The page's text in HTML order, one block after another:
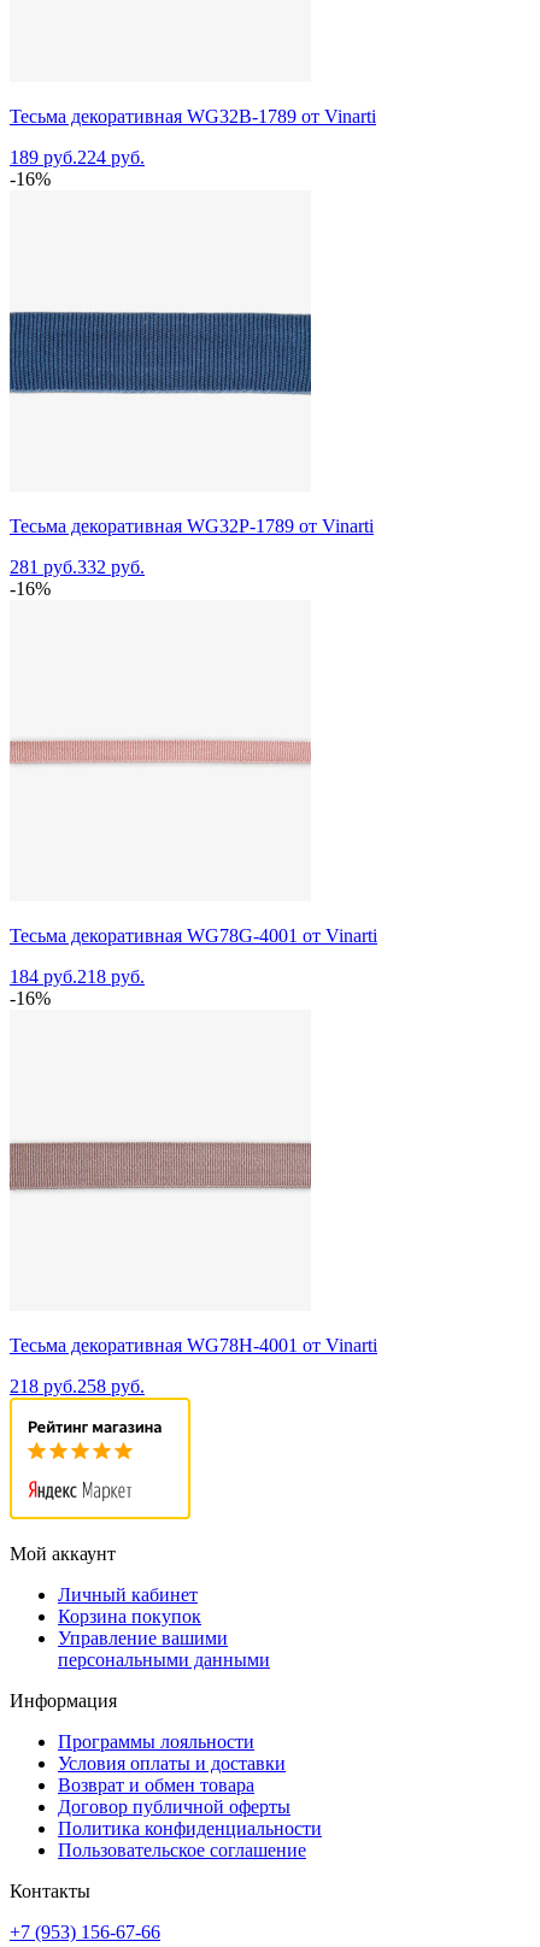
Тесьма декоративная WG32B-1789 от Vinarti
189 руб.224 руб.
-16%
Тесьма декоративная WG32P-1789 от Vinarti
281 руб.332 руб.
-16%
Тесьма декоративная WG78G-4001 от Vinarti
184 руб.218 руб.
-16%
Тесьма декоративная WG78H-4001 от Vinarti
218 руб.258 руб.
Мой аккаунт
Личный кабинет
Корзина покупок
Управление вашими
персональными данными
Информация
Программы лояльности
Условия оплаты и доставки
Возврат и обмен товара
Договор публичной оферты
Политика конфиденциальности
Пользовательское соглашение
Контакты
+7 (953) 156-67-66